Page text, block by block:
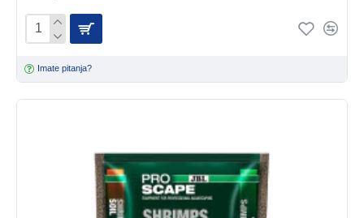
Imate pitanja?